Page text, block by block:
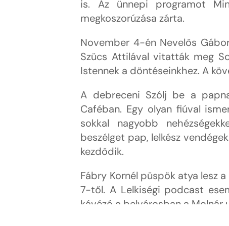
is. Az ünnepi programot
megkoszorúzása zárta.
November 4-én Nevelős
Szücs Attilával vitatták meg
Istennek a döntéseinkhez. A
A debreceni Szólj be a
Caféban. Egy olyan fiúval
sokkal nagyobb
beszélget pap, lelkész
kezdődik.
Fábry Kornél püspök atya lesz
7-től. A Lelkiségi podcast
kávézó a belvárosban a Molnár